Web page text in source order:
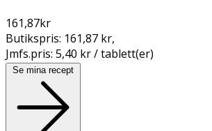
161,87kr
Butikspris: 161,87 kr,
Jmfs.pris: 5,40 kr / tablett(er)
Se mina recept